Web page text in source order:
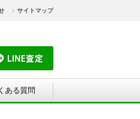
サイトマップ
ある質問